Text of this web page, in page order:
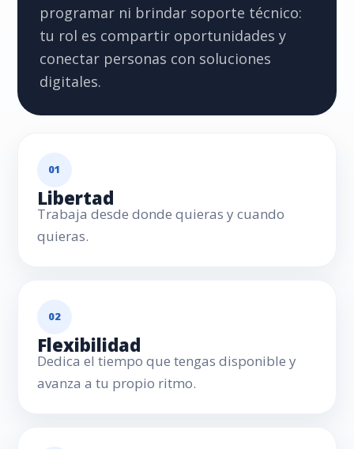
programar ni brindar soporte técnico:
tu rol es compartir oportunidades y
conectar personas con soluciones
digitales.
01
Libertad
Trabaja desde donde quieras y cuando
quieras.
02
Flexibilidad
Dedica el tiempo que tengas disponible y
avanza a tu propio ritmo.